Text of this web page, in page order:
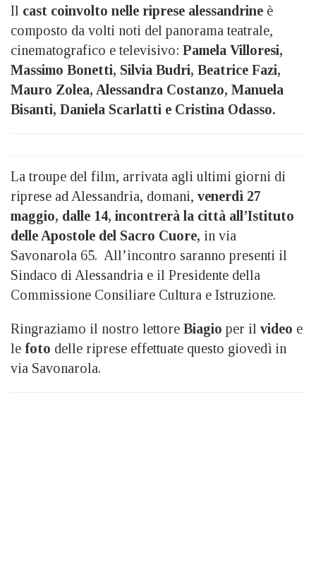
Il cast coinvolto nelle riprese alessandrine è
composto da volti noti del panorama teatrale,
cinematografico e televisivo: Pamela Villoresi,
Massimo Bonetti, Silvia Budri, Beatrice Fazi,
Mauro Zolea, Alessandra Costanzo, Manuela
Bisanti, Daniela Scarlatti e Cristina Odasso.
La troupe del film, arrivata agli ultimi giorni di
riprese ad Alessandria, domani, venerdì 27
maggio, dalle 14, incontrerà la città all’Istituto
delle Apostole del Sacro Cuore, in via
Savonarola 65. All’incontro saranno presenti il
Sindaco di Alessandria e il Presidente della
Commissione Consiliare Cultura e Istruzione.
Ringraziamo il nostro lettore Biagio per il video e
le foto delle riprese effettuate questo giovedì in
via Savonarola.